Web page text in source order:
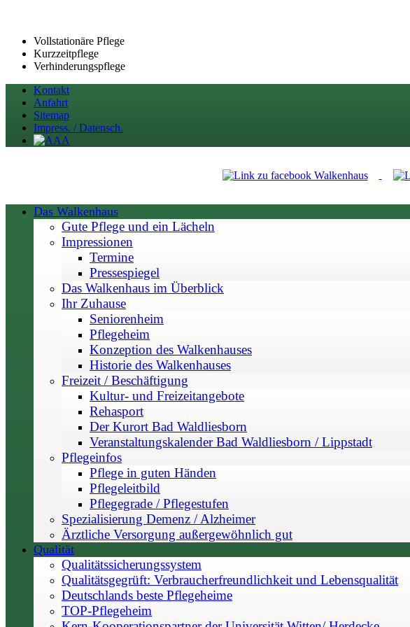
Vollstationäre Pflege
Kurzzeitpflege
Verhinderungspflege
Kontakt
Anfahrt
Sitemap
Impress. / Datensch.
Das Walkenhaus
Gute Pflege und ein Lächeln
Impressionen
Termine
Pressespiegel
Das Walkenhaus im Überblick
Ihr Zuhause
Seniorenheim
Pflegeheim
Konzeption des Walkenhauses
Historie des Walkenhauses
Freizeit / Beschäftigung
Kultur- und Freizeitangebote
Rehasport
Der Kurort Bad Waldliesborn
Veranstaltungskalender Bad Waldliesborn / Lippstadt
Pflegeinfos
Pflege in guten Händen
Pflegeleitbild
Pflegegrade / Pflegestufen
Spezialisierung Demenz / Alzheimer
Ärztliche Versorgung außergewöhnlich gut
Qualität
Qualitätssicherungssystem
Qualitätsgegrüft: Verbraucherfreundlichkeit und Lebensqualität
Deutschlands beste Pflegeheime
TOP-Pflegeheim